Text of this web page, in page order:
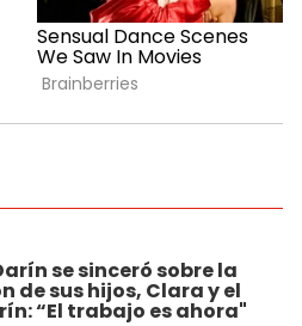
se sinceró sobre la
de sus hijos, Clara y el
“El trabajo es ahora"